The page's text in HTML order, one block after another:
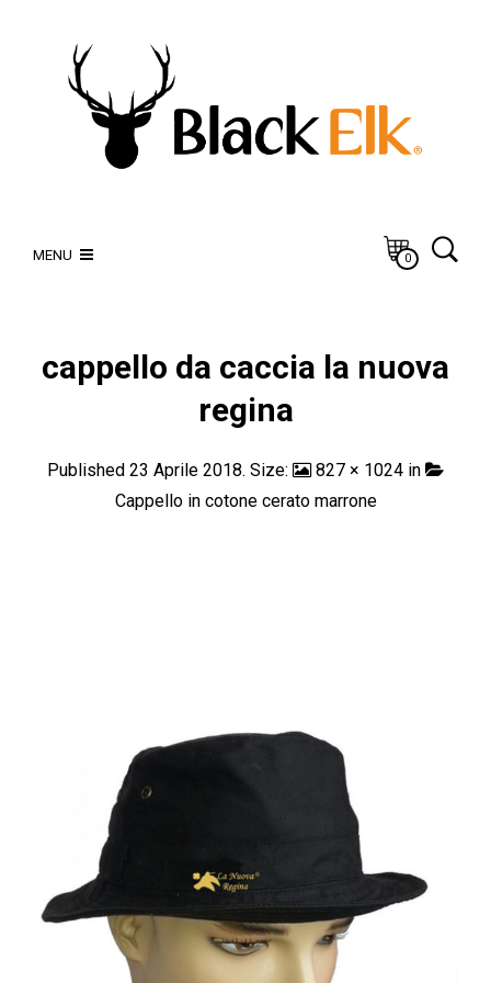
MENU 0
cappello da caccia la nuova
regina
Published 23 Aprile 2018. Size: 827 × 1024 in
Cappello in cotone cerato marrone